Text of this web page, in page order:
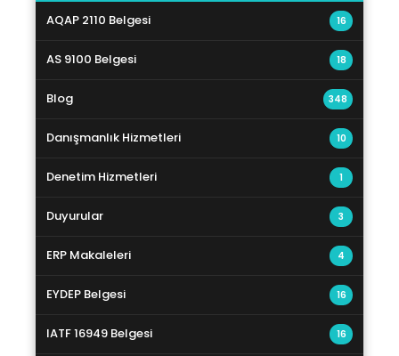
AQAP 2110 Belgesi 16
AS 9100 Belgesi 18
Blog 348
Danışmanlık Hizmetleri 10
Denetim Hizmetleri 1
Duyurular 3
ERP Makaleleri 4
EYDEP Belgesi 16
IATF 16949 Belgesi 16